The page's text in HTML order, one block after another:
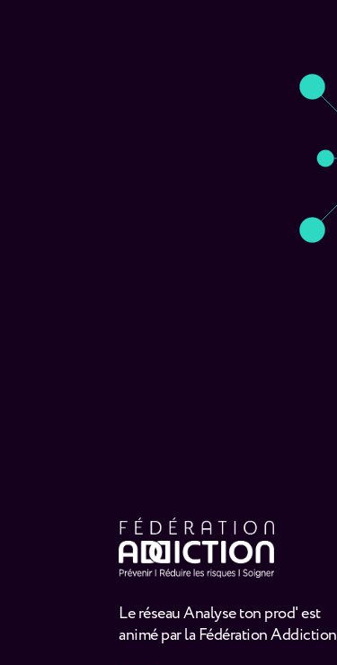
Le réseau Analyse ton prod' est
animé par la Fédération Addiction